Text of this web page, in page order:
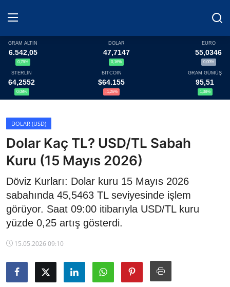
Haberler
Döviz
Altın Fiyatları
Döviz Kurları
Fonlar
Kripto Paralar
Çeviriciler
TCMB Kurları
Emtia Fiyatları
GRAM ALTIN
6.542,05
0,76%
DOLAR
47,7147
0,16%
EURO
55,0346
0,00%
STERLİN
64,2552
0,08%
BITCOIN
$64.155
-1,26%
GRAM GÜMÜŞ
95,51
1,38%
DOLAR (USD)
Dolar Kaç TL? USD/TL Sabah
Kuru (15 Mayıs 2026)
Döviz Kurları: Dolar kuru 15 Mayıs 2026
sabahında 45,5463 TL seviyesinde işlem
görüyor. Saat 09:00 itibarıyla USD/TL kuru
yüzde 0,25 artış gösterdi.
15.05.2026 09:10